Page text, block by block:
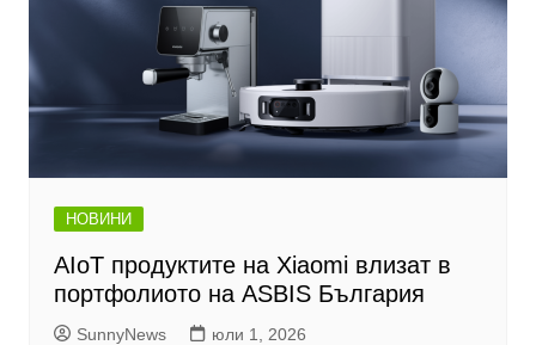
НОВИНИ
AIoT продуктите на Xiaomi влизат в
портфолиото на ASBIS България
SunnyNews юли 1, 2026